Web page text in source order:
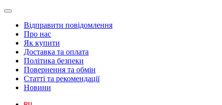
Відправити повідомлення
Про нас
Як купити
Доставка та оплата
Політика безпеки
Повернення та обмін
Статті та рекомендації
Новини